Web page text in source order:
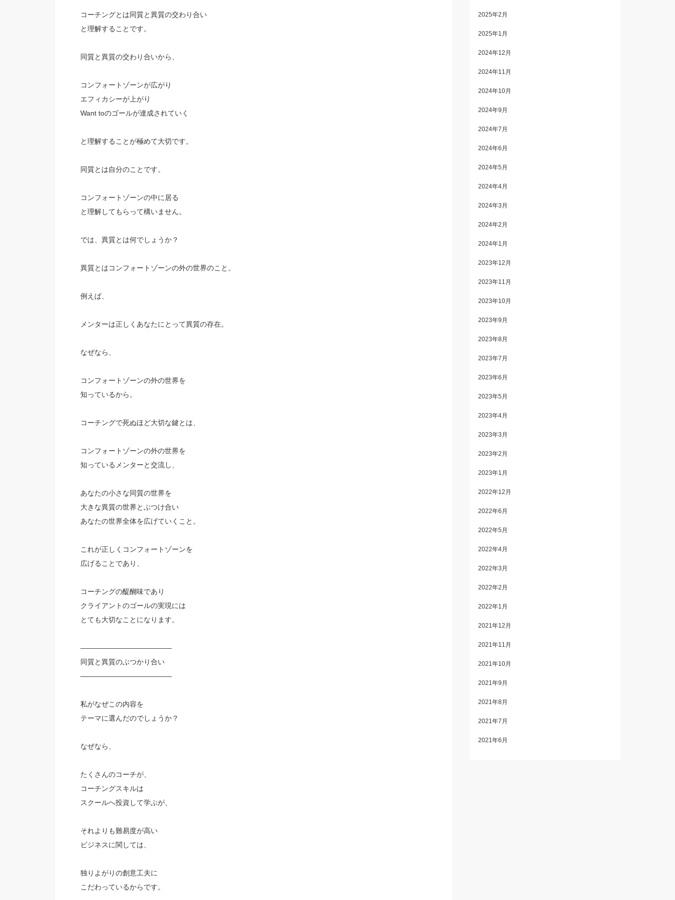
コーチングとは同質と異質の交わり合い
と理解することです。
同質と異質の交わり合いから、
コンフォートゾーンが広がり
エフィカシーが上がり
Want toのゴールが達成されていく
と理解することが極めて大切です。
同質とは自分のことです。
コンフォートゾーンの中に居る
と理解してもらって構いません。
では、異質とは何でしょうか？
異質とはコンフォートゾーンの外の世界のこと。
例えば、
メンターは正しくあなたにとって異質の存在。
なぜなら、
コンフォートゾーンの外の世界を
知っているから。
コーチングで死ぬほど大切な鍵とは、
コンフォートゾーンの外の世界を
知っているメンターと交流し、
あなたの小さな同質の世界を
大きな異質の世界とぶつけ合い
あなたの世界全体を広げていくこと。
これが正しくコンフォートゾーンを
広げることであり、
コーチングの醍醐味であり
クライアントのゴールの実現には
とても大切なことになります。
—————————————
同質と異質のぶつかり合い
—————————————
私がなぜこの内容を
テーマに選んだのでしょうか？
なぜなら、
たくさんのコーチが、
コーチングスキルは
スクールへ投資して学ぶが、
それよりも難易度が高い
ビジネスに関しては、
独りよがりの創意工夫に
こだわっているからです。
2025年2月
2025年1月
2024年12月
2024年11月
2024年10月
2024年9月
2024年7月
2024年6月
2024年5月
2024年4月
2024年3月
2024年2月
2024年1月
2023年12月
2023年11月
2023年10月
2023年9月
2023年8月
2023年7月
2023年6月
2023年5月
2023年4月
2023年3月
2023年2月
2023年1月
2022年12月
2022年6月
2022年5月
2022年4月
2022年3月
2022年2月
2022年1月
2021年12月
2021年11月
2021年10月
2021年9月
2021年8月
2021年7月
2021年6月